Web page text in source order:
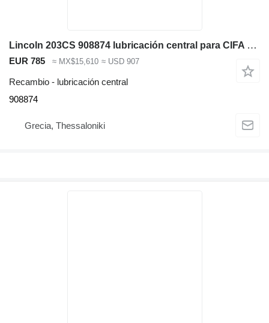
Lincoln 203CS 908874 lubricación central para CIFA 203 CS bomba de hormigón
EUR 785 ≈ MX$15,610 ≈ USD 907
Recambio - lubricación central
908874
Grecia, Thessaloniki